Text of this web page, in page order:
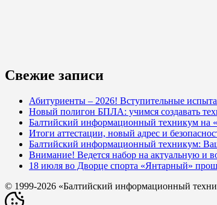
Свежие записи
Абитуриенты – 2026! Вступительные
Новый полигон БПЛА: учимся создавать
Балтийский информационный техникум на
Итоги аттестации, новый адрес и
Балтийский информационный техникум:
Внимание! Ведется набор на актуальную и
18 июля во Дворце спорта «Янтарный»
© 1999-2026 «Балтийский информационный